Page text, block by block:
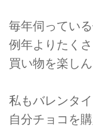
毎年伺ってい
例年よりたく
買い物を楽し
私もバレンタ
自分チョコを